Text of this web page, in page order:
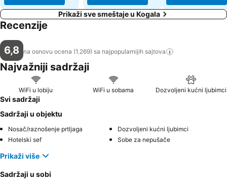
Prikaži sve smeštaje u Kogala
Recenzije
6,8 na osnovu ocena (1.269) sa najpopularnijih sajtova
Najvažniji sadržaji
WiFi u lobiju WiFi u sobama Dozvoljeni kućni ljubimci
Svi sadržaji
Sadržaji u objektu
Nosač/raznošenje prtljaga
Dozvoljeni kućni ljubimci
Hotelski sef
Sobe za nepušače
Prikaži više
Sadržaji u sobi